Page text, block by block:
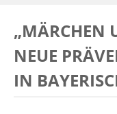
„MÄRCHEN
NEUE
N